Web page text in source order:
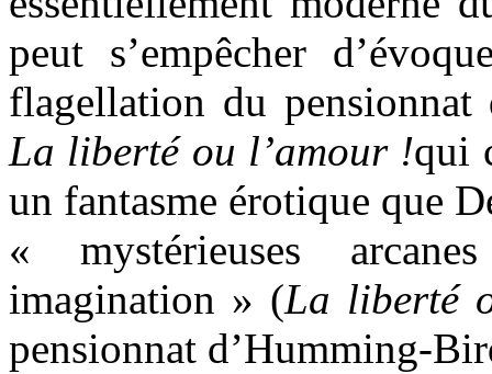
peut s’empêcher
flagellation du pensionnat
La liberté ou l’amour !qui
un fantasme érotique que
« mystérieuses
imagination » (La liberté
pensionnat d’Humming-